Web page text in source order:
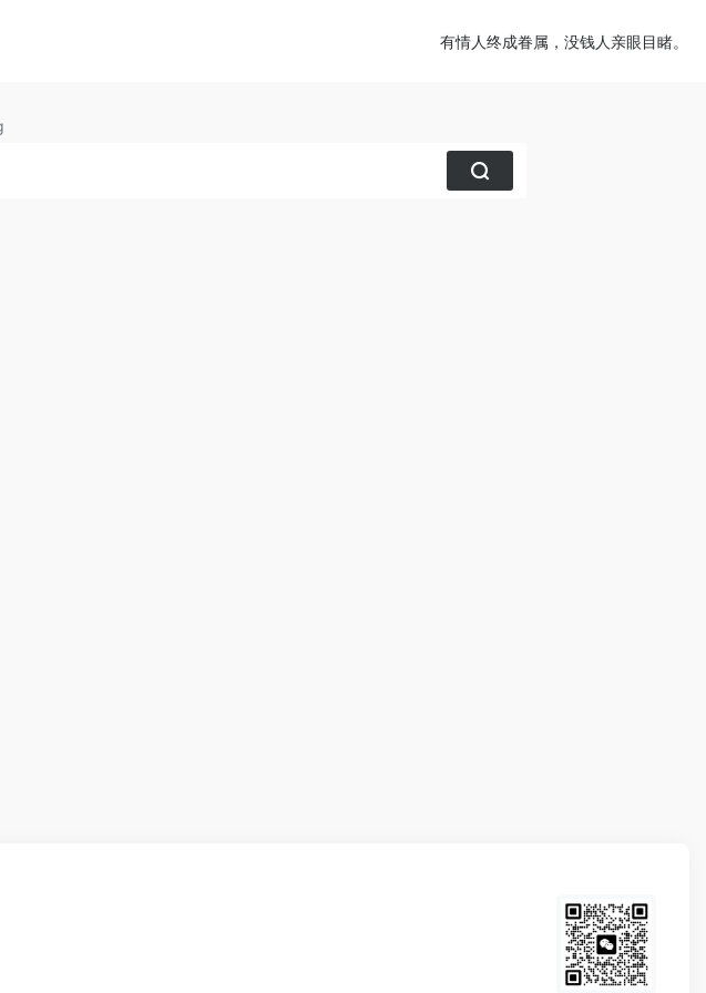
有情人终成眷属，没钱人亲眼目睹。